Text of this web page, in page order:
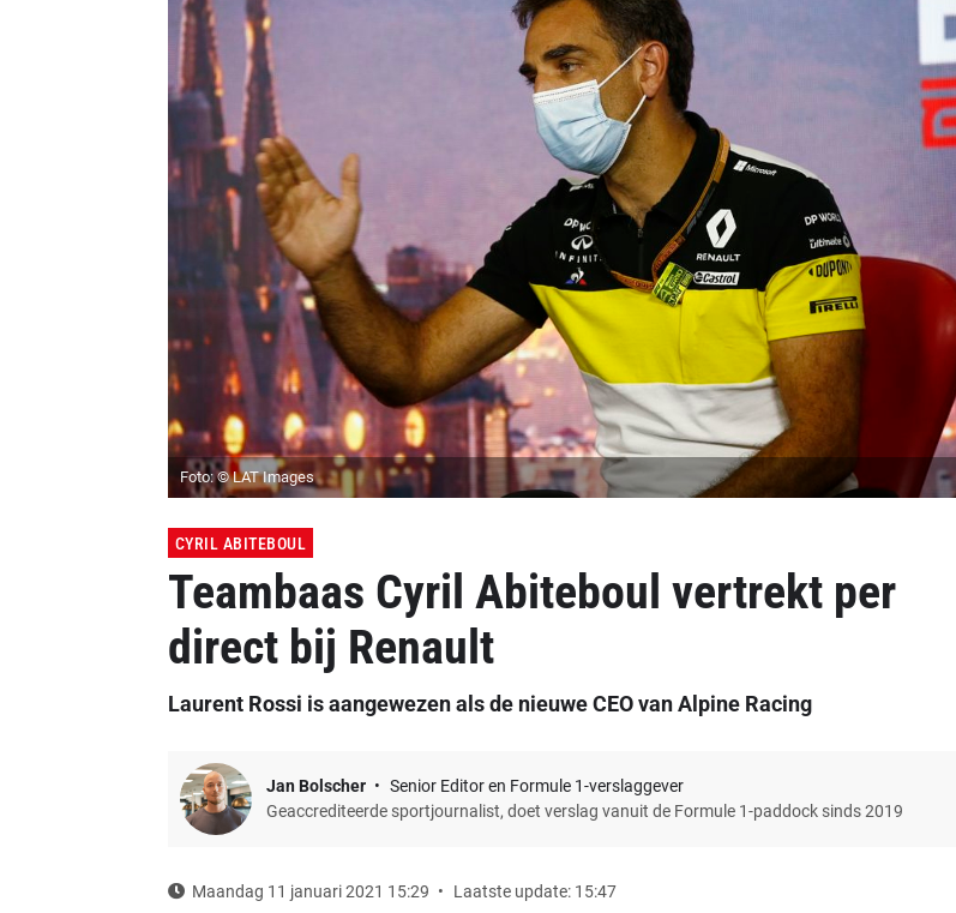
Foto: © LAT Images
CYRIL ABITEBOUL
Teambaas Cyril Abiteboul vertrekt per
direct bij Renault
Laurent Rossi is aangewezen als de nieuwe CEO van Alpine Racing
Jan Bolscher
Senior Editor en Formule 1-verslaggever
Geaccrediteerde sportjournalist, doet verslag vanuit de Formule 1-paddock sinds 2019
Maandag 11 januari 2021 15:29 Laatste update: 15:47